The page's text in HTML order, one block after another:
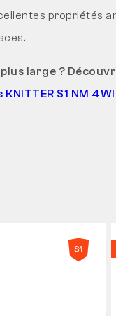
propriétés
large ?
S1 NM